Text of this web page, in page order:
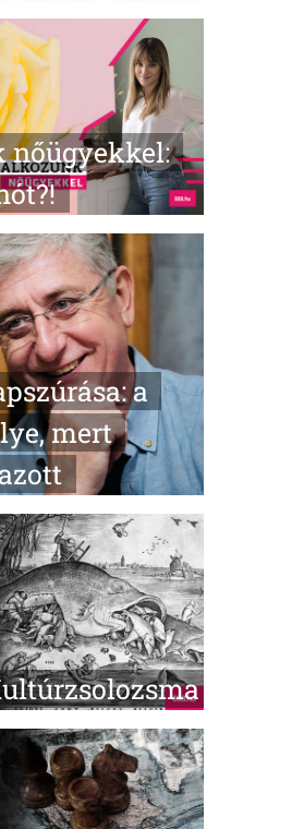
nőügyekkel:
a
mert